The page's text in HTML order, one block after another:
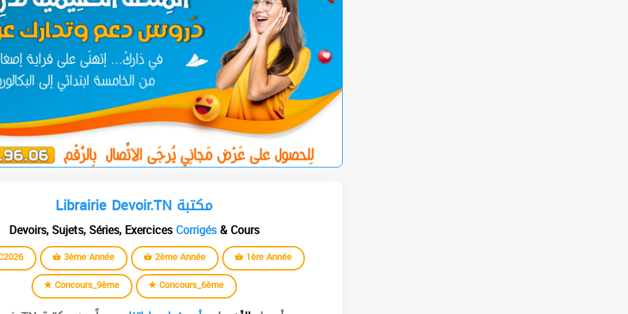
Librairie Devoir.TN مكتبة
Devoirs, Sujets, Séries, ExercicesCorrigés& Cours
3ème Année 2ème Année
1ère Année
Concours_9ème
Concours_6ème